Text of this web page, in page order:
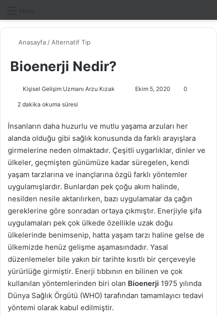
Anasayfa / Alternatif Tıp
Bioenerji Nedir?
Kişisel Gelişim Uzmanı Arzu Kızak
e
-
p
o
a
g
d
e
r
m
e
k
Ekim 5, 2020 0
2 dakika okuma süresi
İnsanların daha huzurlu ve mutlu yaşama arzuları her
alanda olduğu gibi sağlık konusunda da farklı arayışlara
girmelerine neden olmaktadır. Çeşitli uygarlıklar, dinler ve
ülkeler, geçmişten günümüze kadar süregelen, kendi
yaşam tarzlarına ve inançlarına özgü farklı yöntemler
uygulamışlardır. Bunlardan pek çoğu akım halinde,
nesilden nesile aktarılırken, bazı uygulamalar da çağın
gereklerine göre sonradan ortaya çıkmıştır. Enerjiyle şifa
uygulamaları pek çok ülkede özellikle uzak doğu
ülkelerinde benimsenip, hatta yaşam tarzı haline gelse de
ülkemizde henüz gelişme aşamasındadır. Yasal
düzenlemeler bile yakın bir tarihte kısıtlı bir çerçeveyle
yürürlüğe girmiştir. Enerji tıbbının en bilinen ve çok
kullanılan yöntemlerinden biri olan Bioenerji 1975 yılında
Dünya Sağlık Örgütü (WHO) tarafından tamamlayıcı tedavi
yöntemi olarak kabul edilmiştir.